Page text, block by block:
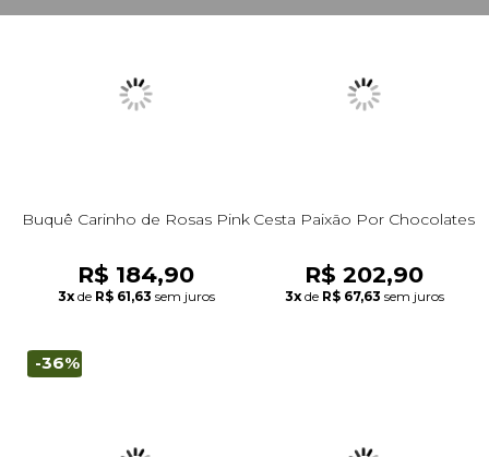
Buquê Carinho de Rosas Pink
R$ 184,90
3x de R$ 61,63 sem juros
Cesta Paixão Por Chocolates
R$ 202,90
3x de R$ 67,63 sem juros
-36%